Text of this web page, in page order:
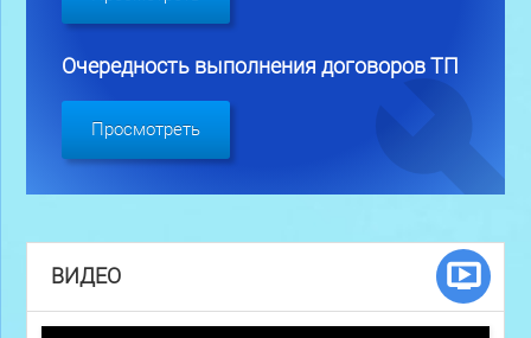
Очередность выполнения договоров ТП
Просмотреть
ВИДЕО